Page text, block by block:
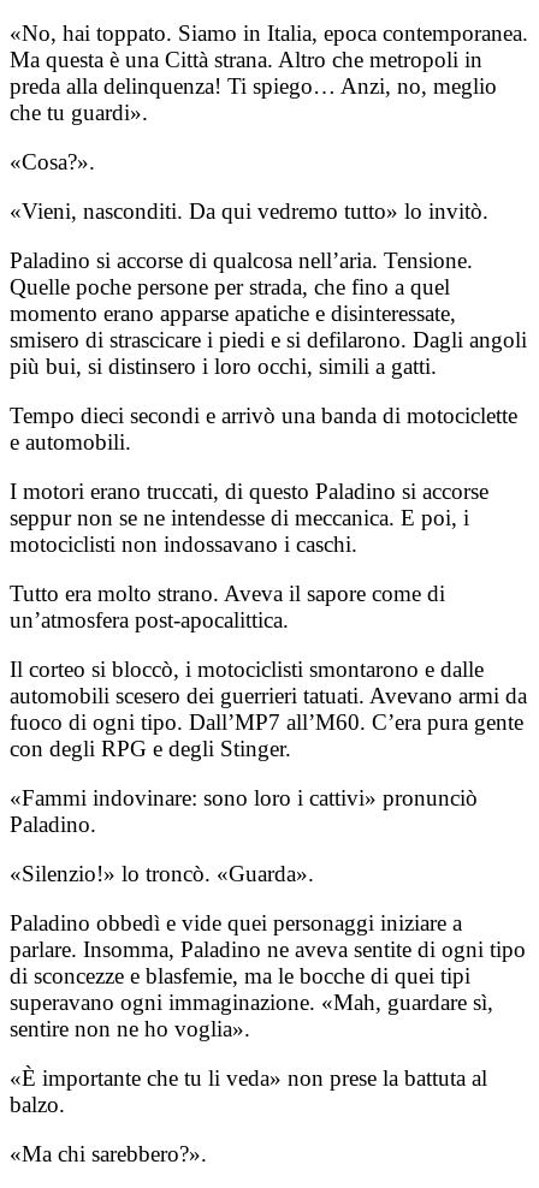
«No, hai toppato. Siamo in Italia, epoca contemporanea.
Ma questa è una Città strana. Altro che metropoli in
preda alla delinquenza! Ti spiego… Anzi, no, meglio
che tu guardi».
«Cosa?».
«Vieni, nasconditi. Da qui vedremo tutto» lo invitò.
Paladino si accorse di qualcosa nell’aria. Tensione.
Quelle poche persone per strada, che fino a quel
momento erano apparse apatiche e disinteressate,
smisero di strascicare i piedi e si defilarono. Dagli angoli
più bui, si distinsero i loro occhi, simili a gatti.
Tempo dieci secondi e arrivò una banda di motociclette
e automobili.
I motori erano truccati, di questo Paladino si accorse
seppur non se ne intendesse di meccanica. E poi, i
motociclisti non indossavano i caschi.
Tutto era molto strano. Aveva il sapore come di
un’atmosfera post-apocalittica.
Il corteo si bloccò, i motociclisti smontarono e dalle
automobili scesero dei guerrieri tatuati. Avevano armi da
fuoco di ogni tipo. Dall’MP7 all’M60. C’era pura gente
con degli RPG e degli Stinger.
«Fammi indovinare: sono loro i cattivi» pronunciò
Paladino.
«Silenzio!» lo troncò. «Guarda».
Paladino obbedì e vide quei personaggi iniziare a
parlare. Insomma, Paladino ne aveva sentite di ogni tipo
di sconcezze e blasfemie, ma le bocche di quei tipi
superavano ogni immaginazione. «Mah, guardare sì,
sentire non ne ho voglia».
«È importante che tu li veda» non prese la battuta al
balzo.
«Ma chi sarebbero?».